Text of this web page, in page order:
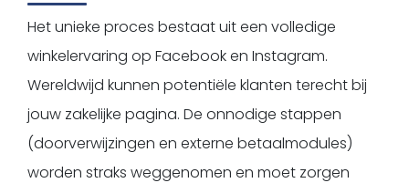
Het unieke proces bestaat uit een volledige
winkelervaring op Facebook en Instagram.
Wereldwijd kunnen potentiële klanten terecht bij
jouw zakelijke pagina. De onnodige stappen
(doorverwijzingen en externe betaalmodules)
worden straks weggenomen en moet zorgen